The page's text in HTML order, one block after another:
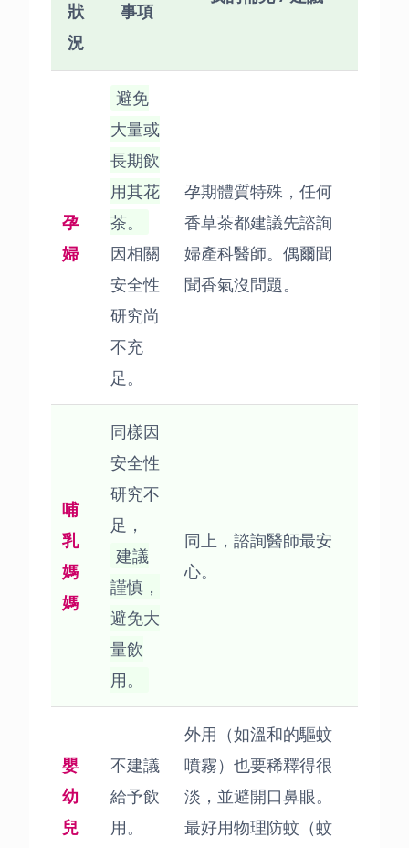
狀
況
事項
孕
婦
避免
大量或
長期飲
用其花
茶。
因相關
安全性
研究尚
不充
足。
孕期體質特殊，任何
香草茶都建議先諮詢
婦產科醫師。偶爾聞
聞香氣沒問題。
哺
乳
媽
媽
同樣因
安全性
研究不
足，
建議
謹慎，
避免大
量飲
用。
同上，諮詢醫師最安
心。
嬰
幼
兒
不建議
給予飲
用。
外用（如溫和的驅蚊
噴霧）也要稀釋得很
淡，並避開口鼻眼。
最好用物理防蚊（蚊